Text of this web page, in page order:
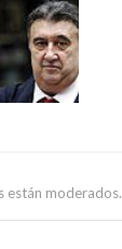
están moderados.